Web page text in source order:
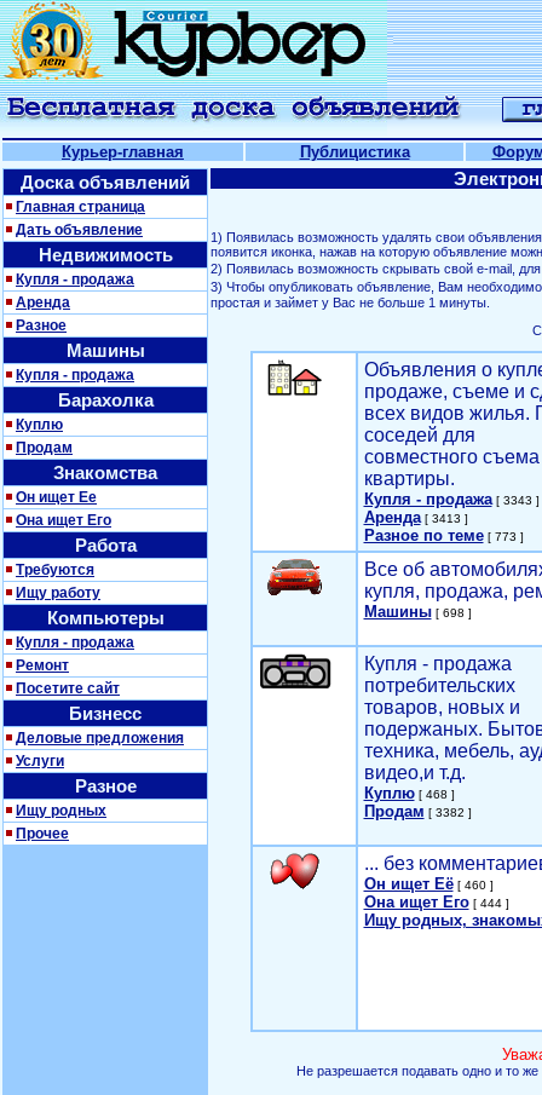
Курьер-главная Публицистика
Доска объявлений
Главная страница
Дать объявление
Недвижимость
Купля - продажа
Аренда
Разное
Машины
Купля - продажа
Барахолка
Куплю
Продам
Знакомства
Он ищет Ее
Она ищет Его
Работа
Требуются
Ищу работу
Компьютеры
Купля - продажа
Ремонт
Посетите сайт
Бизнесс
Деловые предложения
Услуги
Разное
Ищу родных
Прочее
1) Появилась возможность удалять свои
появится иконка, нажав на которую объявление
2) Появилась возможность скрывать свой е-mail,
3) Чтобы опубликовать объявление, Вам
простая и займет у Вас не больше 1 минуты.
Объявления о
продаже, съеме и
всех видов жилья.
соседей для
совместного съема
квартиры.
Купля - продажа[ 3343 ]
Аренда[ 3413 ]
Разное по теме[ 773 ]
Все об
купля, продажа,
Машины[ 698 ]
Купля - продажа
потребительских
товаров, новых и
подержаных.
техника, мебель,
видео,и т.д.
Куплю[ 468 ]
Продам [ 3382 ]
... без
Он ищет Её[ 460 ]
Она ищет Его[ 444 ]
Ищу родных,
Не разрешается подавать одно и то